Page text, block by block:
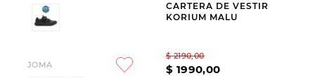
JOMA
CARTERA DE VESTIR
KORIUM MALU
$ 2190,00
$ 1990,00